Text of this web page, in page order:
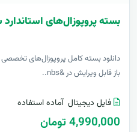
بسته پروپوزال‌های استاندارد
دانلود بسته کامل پروپوزال‌های تخصصی
باز قابل ویرایش در &nbs..
فایل دیجیتال آماده استفاده
4,990,000 تومان